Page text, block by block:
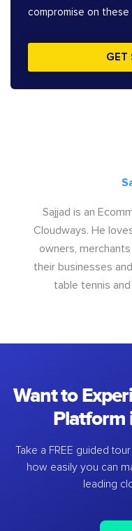
compromise on these
GET
Sajjad is an
Cloudways. He
owners,
their businesses
table tennis
Want to
Platform
Take a FREE guided
how easily you can
leading